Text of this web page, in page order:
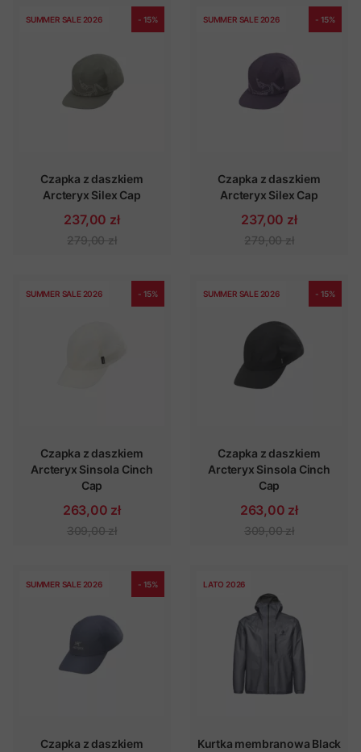
SUMMER SALE 2026 - 15%
Czapka z daszkiem
Arcteryx Silex Cap
237,00 zł
279,00 zł
SUMMER SALE 2026 - 15%
Czapka z daszkiem
Arcteryx Silex Cap
237,00 zł
279,00 zł
SUMMER SALE 2026 - 15%
Czapka z daszkiem
Arcteryx Sinsola Cinch
Cap
263,00 zł
309,00 zł
SUMMER SALE 2026 - 15%
Czapka z daszkiem
Arcteryx Sinsola Cinch
Cap
263,00 zł
309,00 zł
SUMMER SALE 2026 - 15%
Czapka z daszkiem
LATO 2026
Kurtka membranowa Black